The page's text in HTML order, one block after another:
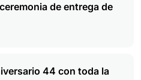
de entrega de
44 con toda la